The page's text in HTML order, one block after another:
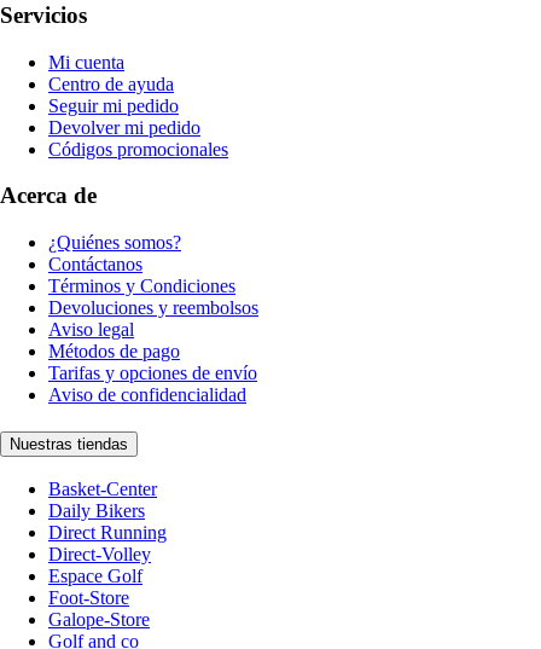
Servicios
Mi cuenta
Centro de ayuda
Seguir mi pedido
Devolver mi pedido
Códigos promocionales
Acerca de
¿Quiénes somos?
Contáctanos
Términos y Condiciones
Devoluciones y reembolsos
Aviso legal
Métodos de pago
Tarifas y opciones de envío
Aviso de confidencialidad
Nuestras tiendas
Basket-Center
Daily Bikers
Direct Running
Direct-Volley
Espace Golf
Foot-Store
Galope-Store
Golf and co